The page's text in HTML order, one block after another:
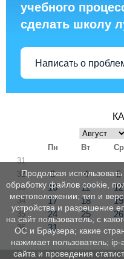
учебного
сделать школу
Написать о
Пн Вт Ср
31
32 3 4 5
33 10 11 12
34 17 18 19
35 24 25 26
36 31
Продолжая
обработку файлов cookie,
местоположении; тип и
устройства и разрешение
на сайт пользователь; с
ОС и Браузера; какие
нажимает пользователь;
сайта и проведения